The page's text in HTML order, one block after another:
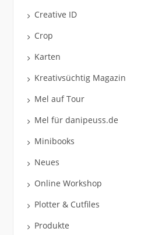
Creative ID
Crop
Karten
Kreativsüchtig Magazin
Mel auf Tour
Mel für danipeuss.de
Minibooks
Neues
Online Workshop
Plotter & Cutfiles
Produkte